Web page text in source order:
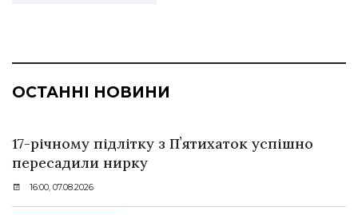
ОСТАННІ НОВИНИ
17-річному підлітку з Пʼятихаток успішно
пересадили нирку
16:00, 07.08.2026